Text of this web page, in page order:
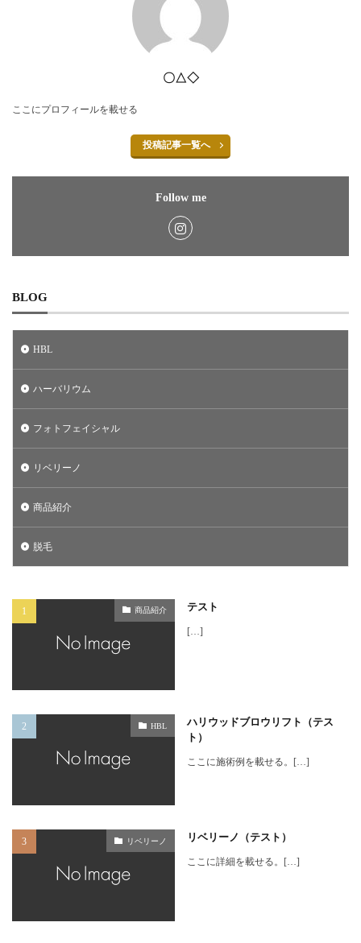
〇△◇
ここにプロフィールを載せる
投稿記事一覧へ
Follow me
BLOG
HBL
ハーバリウム
フォトフェイシャル
リベリーノ
商品紹介
脱毛
商品紹介 テスト
[…]
HBL
ハリウッドブロウリフト（テス
ト）
ここに施術例を載せる。[…]
リベリーノ リベリーノ（テスト）
ここに詳細を載せる。[…]